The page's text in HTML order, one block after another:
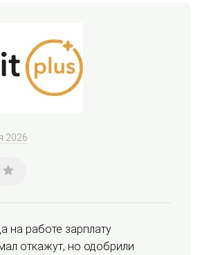
2026
на работе зарплату
откажут, но одобрили